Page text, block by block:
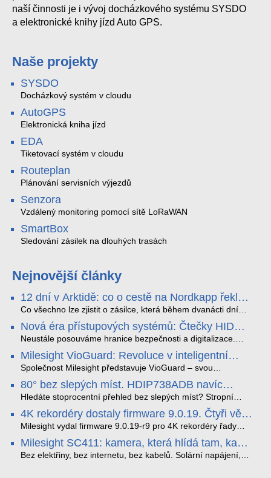
naší činnosti je i vývoj docházkového systému SYSDO
a elektronické knihy jízd Auto GPS.
Naše projekty
SYSDO
Docházkový systém v cloudu
AutoGPS
Elektronická kniha jízd
EDA
Tiketovací systém v cloudu
Routeplan
Plánování servisních výjezdů
Senzora
Vzdálený monitoring pomocí sítě LoRaWAN
SmartBox
Sledování zásilek na dlouhých trasách
Nejnovější články
12 dní v Arktidě: co o cestě na Nordkapp řekla
data ze SMARTBOX 2 MAX
Co všechno lze zjistit o zásilce, která během dvanácti dní
projede Arktidou? SMARTBOX 2 MAX jsme vzali na trasu z
Tromsø přes Lofoty, Kirunu a finské Laponsko až na
Nordkapp. Bez jediného dobití, v mrazu až −13 °C a mimo
otřesy i náklon. Výsledkem není jen čára na mapě, ale
podrobný datový příběh celé cesty.
Nová éra přístupových systémů: Čtečky HID
Signo
Neustále posouváme hranice bezpečnosti a digitalizace.
v oblasti kontroly přístupu – moderní a vysoce univerzální
čtečky HID Signo.
Milesight VioGuard: Revoluce v inteligentní
detekci dopravních přestupků
Společnost Milesight představuje VioGuard – svou
dopravních přestupků. Tento systém, poháněný
sofistikovanými algoritmy umělé inteligence (AI), je navržen
tak, aby poskytoval komplexní nástroje pro vymáhání
dopravních předpisů, zvyšoval bezpečnost na silnicích a
optimalizoval plynulost dopravy v moderních městech.
80° bez slepých míst. HDIP738ADB navíc
streamuje na YouTube – bez PC.
Hledáte stoprocentní přehled bez slepých míst? Stropní
panoramatická kamera HDIP738ADB skládá obraz ze dvou
4MP senzorů SONY do jednoho čistého 180° záběru bez
zkreslení. K tomu přidává AI detekci osob a vozidel,
YouTube – bez běžícího počítače.
4K rekordéry dostaly firmware 9.0.19. Čtyři věci,
které musíte vědět.
Milesight vydal firmware 9.0.19-r9 pro 4K rekordéry řady
které vám zjednoduší práci – a jedna z nich vám ušetří
spoustu zbytečných výjezdů k zákazníkům.
Milesight SC411: kamera, která hlídá tam, kam
kabel nedosáhne
Bez elektřiny, bez internetu, bez kabelů. Solární napájení,